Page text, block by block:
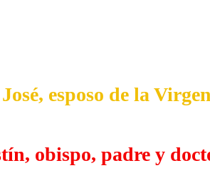
esposo de la
obispo, padre y